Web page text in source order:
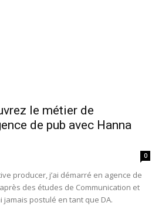
le métier de
de pub avec Hanna
0
producer, j’ai démarré en agence de
des études de Communication et
jamais postulé en tant que DA.